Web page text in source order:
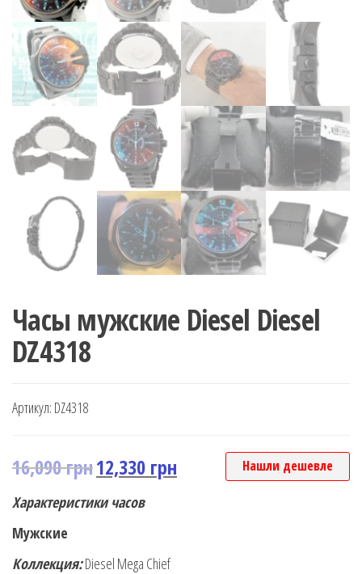
Часы мужские Diesel Diesel
DZ4318
Артикул: DZ4318
16,090грн12,330 грн Нашли дешевле
Характеристики часов
Мужские
Коллекция:Diesel Mega Chief